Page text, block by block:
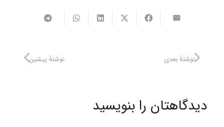
نوشتهٔ پیشین نوشتهٔ بعدی
دیدگاهتان را بنویسید